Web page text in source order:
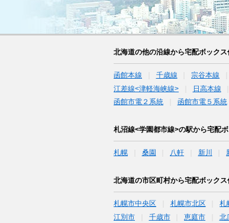
北海道の他の沿線から宅配ボック
函館本線 千歳線 宗谷本線
江差線<津軽海峡線>
日高本線
函館市電２系統
函館市電５系統
札沼線<学園都市線>の駅から宅配
札幌 桑園 八軒 新川
北海道の市区町村から宅配ボック
札幌市中央区 札幌市北区 札
江別市
千歳市 恵庭市 北